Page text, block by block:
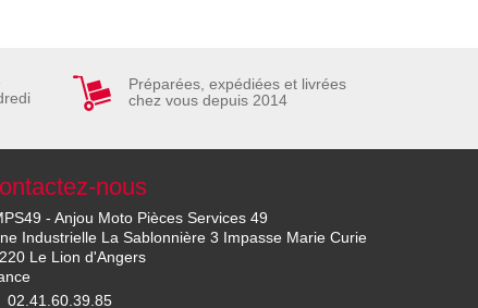
Préparées, expédiées et livrées
chez vous depuis 2014
nous
- Anjou Moto Pièces Services 49
Industrielle La Sablonnière 3 Impasse Marie Curie
Le Lion d'Angers
02.41.60.39.85